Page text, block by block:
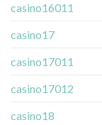
casino16011
casino17
casino17011
casino17012
casino18